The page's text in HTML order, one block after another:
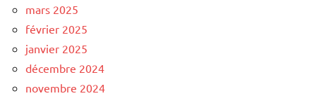
mars 2025
février 2025
janvier 2025
décembre 2024
novembre 2024